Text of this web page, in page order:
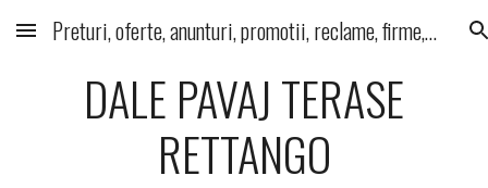
Skip to main content Skip to navigation
Preturi, oferte, anunturi, promotii, reclame, firme, produse, servicii
DALE PAVAJ TERASE
RETTANGO